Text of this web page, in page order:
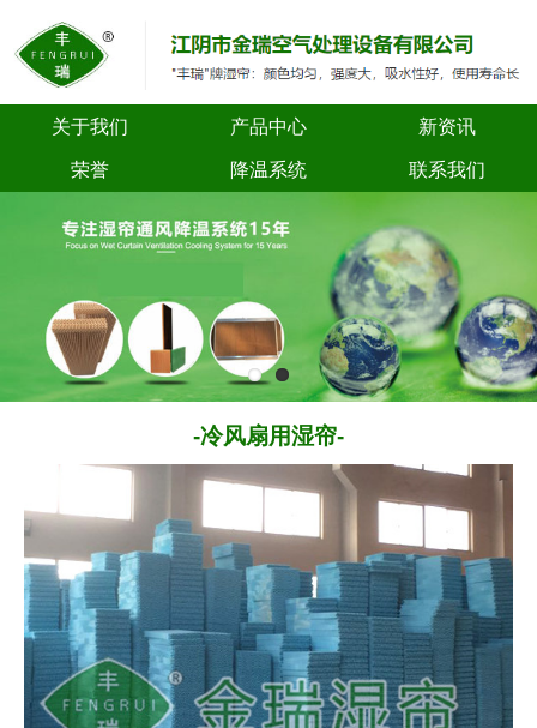
关于我们 产品中心 新资讯
荣誉 降温系统 联系我们
-冷风扇用湿帘-